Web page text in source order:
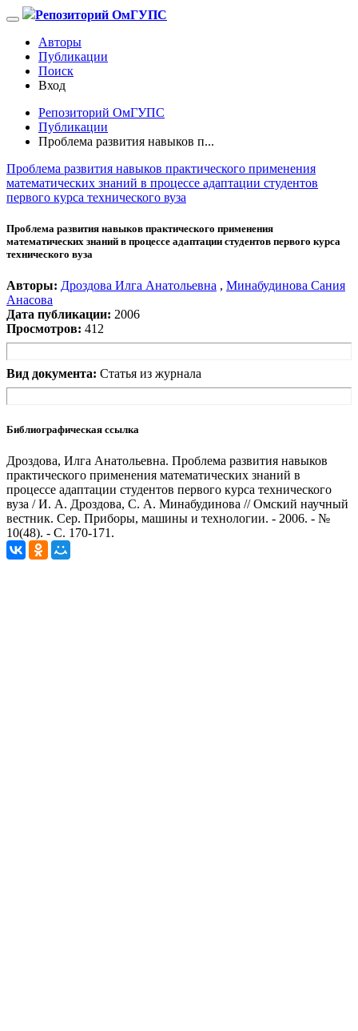
Репозиторий ОмГУПС
Авторы
Публикации
Поиск
Вход
Репозиторий ОмГУПС
Публикации
Проблема развития навыков п...
Проблема развития навыков практического применения
математических знаний в процессе адаптации студентов
первого курса технического вуза
Проблема развития навыков практического применения
математических знаний в процессе адаптации студентов первого курса
технического вуза
Авторы: Дроздова Илга Анатольевна , Минабудинова Сания
Анасова
Дата публикации: 2006
Просмотров: 412
Вид документа: Статья из журнала
Библиографическая ссылка
Дроздова, Илга Анатольевна. Проблема развития навыков
практического применения математических знаний в
процессе адаптации студентов первого курса технического
вуза / И. А. Дроздова, С. А. Минабудинова // Омский научный
вестник. Сер. Приборы, машины и технологии. - 2006. - №
10(48). - С. 170-171.